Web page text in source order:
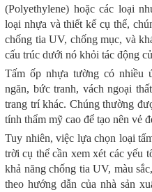
(Polyethylene) hoặc các loại
loại nhựa và thiết kế cụ thể,
chống tia UV, chống mục, và
cấu trúc dưới nó khỏi tác động
Tấm ốp nhựa tường có nhiều
ngăn, bức tranh, vách ngoại
trang trí khác. Chúng thường
tính thẩm mỹ cao để tạo nên vẻ
Tuy nhiên, việc lựa chọn loại
trời cụ thể cần xem xét các yếu
khả năng chống tia UV, màu
theo hướng dẫn của nhà sản